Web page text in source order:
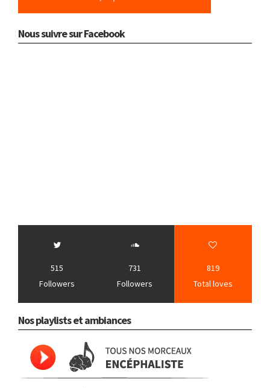
Nous suivre sur Facebook
515
Followers
731
Followers
819
Total loves
Nos playlists et ambiances